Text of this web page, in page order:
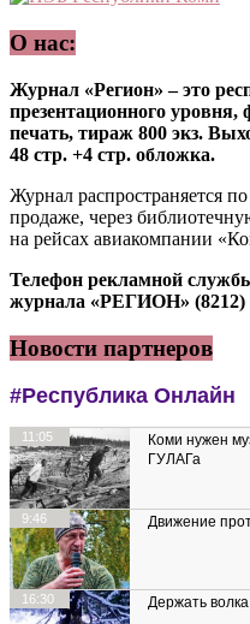
О нас:
Журнал «Регион» – это
презентационного
печать, тираж 800 экз.
48 стр. +4 стр. обложка.
Журнал распространяется
продаже, через
на рейсах авиакомпании
Телефон рекламной
журнала «РЕГИОН» (8212)
Новости партнеров